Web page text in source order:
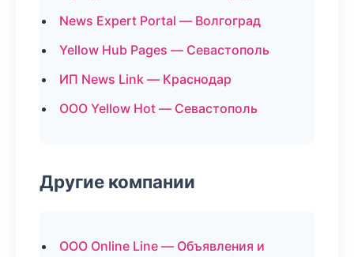
News Expert Portal — Волгоград
Yellow Hub Pages — Севастополь
ИП News Link — Краснодар
ООО Yellow Hot — Севастополь
Другие компании
ООО Online Line — Объявления и